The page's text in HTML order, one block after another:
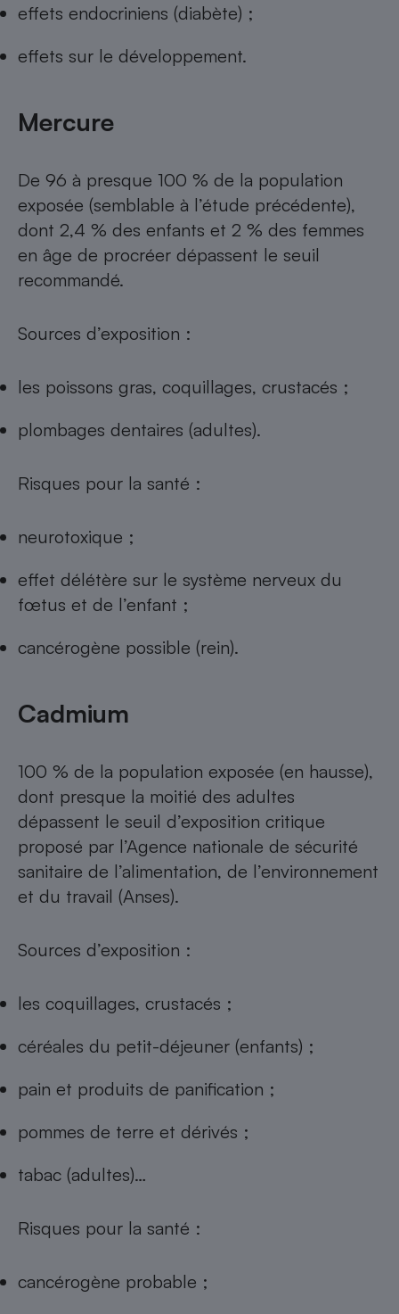
effets endocriniens (diabète) ;
effets sur le développement.
Mercure
De 96 à presque 100 % de la population
exposée (semblable à l’étude précédente),
dont 2,4 % des enfants et 2 % des femmes
en âge de procréer dépassent le seuil
recommandé.
Sources d’exposition :
les poissons gras, coquillages, crustacés ;
plombages dentaires (adultes).
Risques pour la santé :
neurotoxique ;
effet délétère sur le système nerveux du
fœtus et de l’enfant ;
cancérogène possible (rein).
Cadmium
100 % de la population exposée (en hausse),
dont presque la moitié des adultes
dépassent le seuil d’exposition critique
proposé par l’Agence nationale de sécurité
sanitaire de l’alimentation, de l’environnement
et du travail (Anses).
Sources d’exposition :
les coquillages, crustacés ;
céréales du petit-déjeuner (enfants) ;
pain et produits de panification ;
pommes de terre et dérivés ;
tabac (adultes)…
Risques pour la santé :
cancérogène probable ;